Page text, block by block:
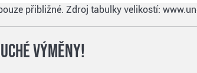
přibližné. Zdroj tabulky velikostí:
výměny!